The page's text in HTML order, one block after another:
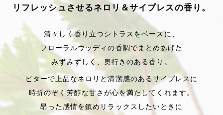
リフレッシュさせるネロリ＆サイプレスの香り。
清々しく香り立つシトラスをベースに、
フローラルウッディの香調でまとめあげた
みずみずしく、奥行きのある香り。
ビターで上品なネロリと清潔感のあるサイプレスに
時折のぞく芳醇な甘さが心を満たしてくれます。
昂った感情を鎮めリラックスしたいときに